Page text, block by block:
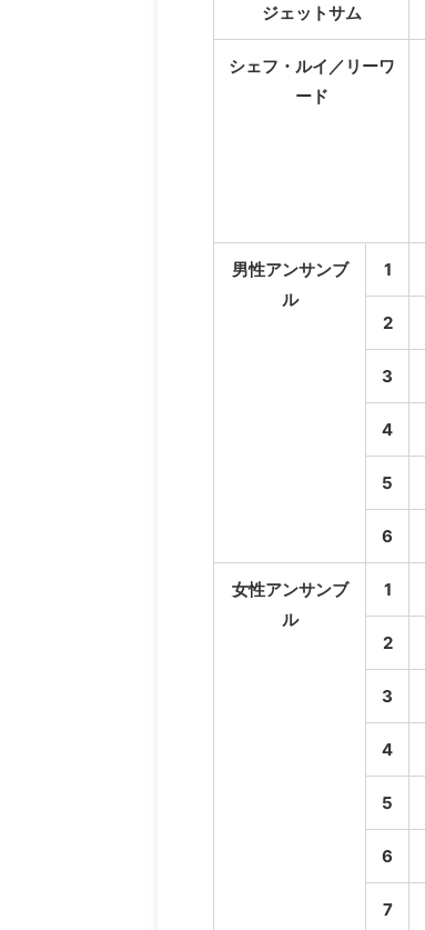
ジェットサム
シェフ・ルイ／リーワ
ード
男性アンサンブ
ル
1
2
3
4
5
6
女性アンサンブ
ル
1
2
3
4
5
6
7